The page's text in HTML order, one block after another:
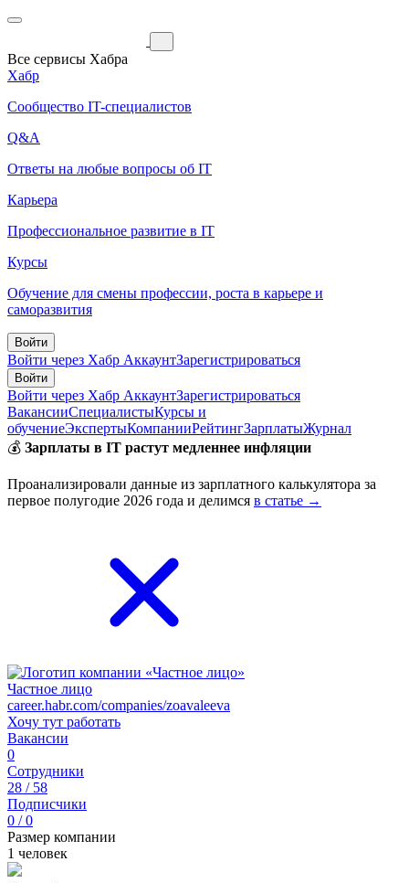
Все сервисы Хабра
Хабр
Сообщество IT-специалистов
Q&A
Ответы на любые вопросы об IT
Карьера
Профессиональное развитие в IT
Курсы
Обучение для смены профессии, роста в карьере и
саморазвития
Войти
Войти через Хабр АккаунтЗарегистрироваться
Войти
Войти через Хабр АккаунтЗарегистрироваться
ВакансииСпециалистыКурсы и
обучениеЭкспертыКомпанииРейтингЗарплатыЖурнал
💰 Зарплаты в IT растут медленнее инфляции
Проанализировали данные из зарплатного калькулятора за
первое полугодие 2026 года и делимся в статье →
Частное лицо
career.habr.com/companies/zoavaleeva
Хочу тут работать
Вакансии
0
Сотрудники
28 / 58
Подписчики
0 / 0
Размер компании
1 человек